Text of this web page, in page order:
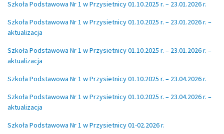
Szkoła Podstawowa Nr 1 w Przysietnicy 01.10.2025 r. – 23.01.2026 r.
Szkoła Podstawowa Nr 1 w Przysietnicy 01.10.2025 r. – 23.01.2026 r. –
aktualizacja
Szkoła Podstawowa Nr 1 w Przysietnicy 01.10.2025 r. – 23.01.2026 r. –
aktualizacja
Szkoła Podstawowa Nr 1 w Przysietnicy 01.10.2025 r. – 23.04.2026 r.
Szkoła Podstawowa Nr 1 w Przysietnicy 01.10.2025 r. – 23.04.2026 r. –
aktualizacja
Szkoła Podstawowa Nr 1 w Przysietnicy 01-02.2026 r.